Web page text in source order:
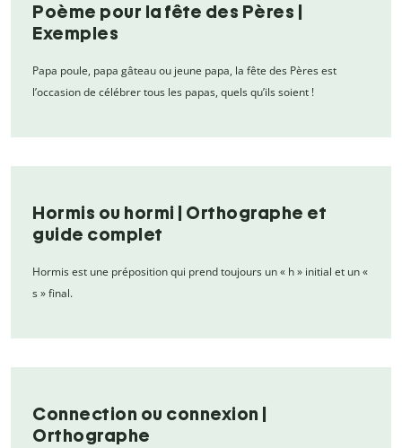
Poème pour la fête des Pères |
Exemples
Papa poule, papa gâteau ou jeune papa, la fête des Pères est
l’occasion de célébrer tous les papas, quels qu’ils soient !
Hormis ou hormi | Orthographe et
guide complet
Hormis est une préposition qui prend toujours un « h » initial et un «
s » final.
Connection ou connexion |
Orthographe